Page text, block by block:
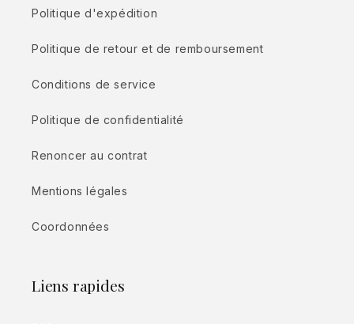
Politique d'expédition
Politique de retour et de remboursement
Conditions de service
Politique de confidentialité
Renoncer au contrat
Mentions légales
Coordonnées
Liens rapides